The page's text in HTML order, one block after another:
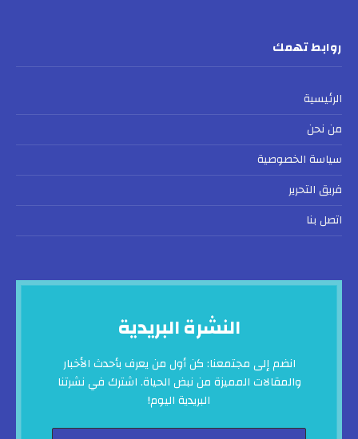
روابط تهمك
الرئيسية
من نحن
سياسة الخصوصية
فريق التحرير
اتصل بنا
النشرة البريدية
انضم إلى مجتمعنا: كن أول من يعرف بأحدث الأخبار
والمقالات المميزة من نبض الحياة. اشترك في نشرتنا
البريدية اليوم!